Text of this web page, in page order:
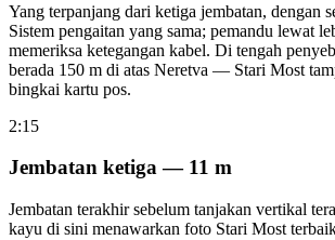
Yang terpanjang dari ketiga jembatan, dengan
Sistem pengaitan yang sama; pemandu lewat
memeriksa ketegangan kabel. Di tengah
berada 150 m di atas Neretva — Stari Most
bingkai kartu pos.
2:15
Jembatan ketiga — 11 m
Jembatan terakhir sebelum tanjakan vertikal
kayu di sini menawarkan foto Stari Most